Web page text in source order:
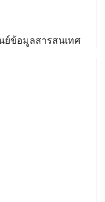
ย์ข้อมูลสารสนเทศ